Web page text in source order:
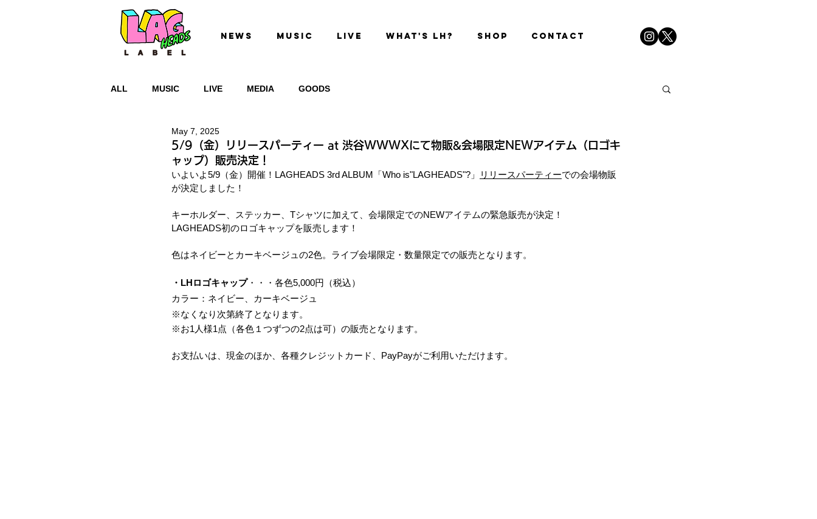
NEWS MUSIC LIVE WHAT'S LH? SHOP CONTACT
ALL MUSIC LIVE MEDIA GOODS
5/9（金）リリースパーティー at 渋谷WWWXにて物販&会場限定NEWアイテム（ロゴキ
ャップ）販売決定！
May 7, 2025
いよいよ5/9（金）開催！ LAGHEADS 3rd ALBUM「Who is"LAGHEADS"?」 リリースパーティーでの会場物販
が決定しました！
キーホルダー、ステッカー、Tシャツに加えて、会場限定でのNEWアイテムの緊急販売が決定！
LAGHEADS初のロゴキャップを販売します！
色はネイビーとカーキベージュの2色。ライブ会場限定・数量限定での販売となります。
・LHロゴキャップ・・・各色5,000円（税込）
カラー：ネイビー、カーキベージュ
※なくなり次第終了となります。
※お1人様1点（各色１つずつの2点は可）の販売となります。
お支払いは、現金のほか、各種クレジットカード、PayPayがご利用いただけます。